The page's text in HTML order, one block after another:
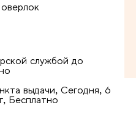
службой до
выдачи, Сегодня, 6
Бесплатно